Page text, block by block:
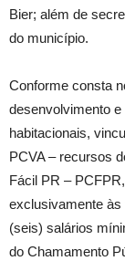
Bier; além de
do município.
Conforme consta
desenvolvimento
habitacionais,
PCVA – recursos
Fácil PR –
exclusivamente
(seis) salários
do Chamamento